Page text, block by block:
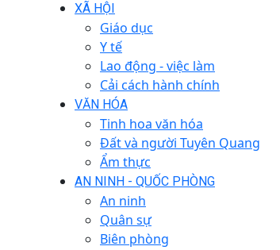
XÃ HỘI
Giáo dục
Y tế
Lao động - việc làm
Cải cách hành chính
VĂN HÓA
Tinh hoa văn hóa
Đất và người Tuyên Quang
Ẩm thực
AN NINH - QUỐC PHÒNG
An ninh
Quân sự
Biên phòng